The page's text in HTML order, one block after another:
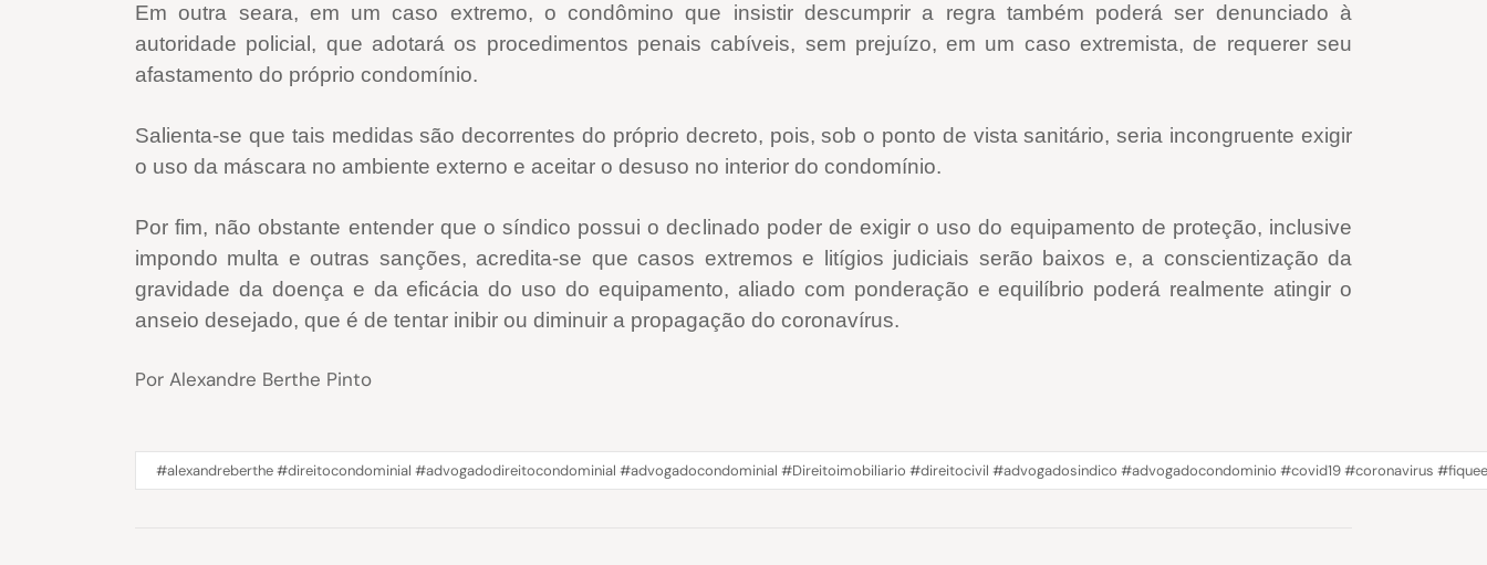
Em outra seara, em um caso extremo, o condômino que insistir descumprir a regra também poderá ser denunciado à
autoridade policial, que adotará os procedimentos penais cabíveis, sem prejuízo, em um caso extremista, de requerer seu
afastamento do próprio condomínio.
Salienta-se que tais medidas são decorrentes do próprio decreto, pois, sob o ponto de vista sanitário, seria incongruente exigir
o uso da máscara no ambiente externo e aceitar o desuso no interior do condomínio.
Por fim, não obstante entender que o síndico possui o declinado poder de exigir o uso do equipamento de proteção, inclusive
impondo multa e outras sanções, acredita-se que casos extremos e litígios judiciais serão baixos e, a conscientização da
gravidade da doença e da eficácia do uso do equipamento, aliado com ponderação e equilíbrio poderá realmente atingir o
anseio desejado, que é de tentar inibir ou diminuir a propagação do coronavírus.
Por Alexandre Berthe Pinto
#alexandreberthe #direitocondominial #advogadodireitocondominial #advogadocondominial #Direitoimobiliario #direitocivil #advogadosindico #advogadocondominio #covid19 #coronavirus